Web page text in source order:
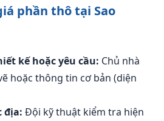
phần thô tại Sao
kế hoặc yêu cầu: Chủ nhà
hoặc thông tin cơ bản (diện
địa: Đội kỹ thuật kiểm tra hiện